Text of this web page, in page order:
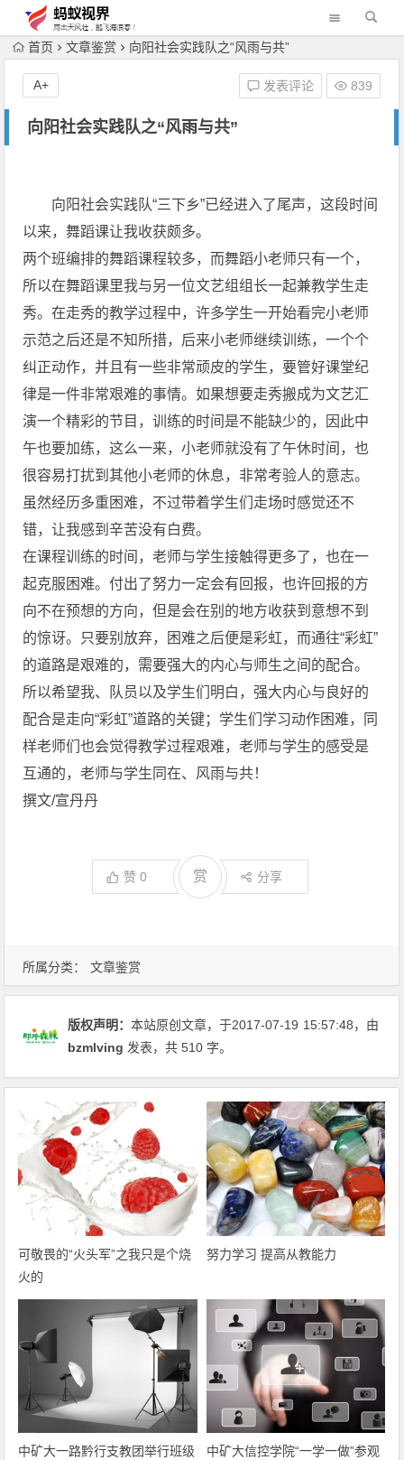
首页 文章鉴赏 向阳社会实践队之“风雨与共”
向阳社会实践队之“风雨与共”
发表评论 839
A+
所属分类： 文章鉴赏
向阳社会实践队“三下乡”已经进入了尾声，这段时间
以来，舞蹈课让我收获颇多。
两个班编排的舞蹈课程较多，而舞蹈小老师只有一个，
所以在舞蹈课里我与另一位文艺组组长一起兼教学生走
秀。在走秀的教学过程中，许多学生一开始看完小老师
示范之后还是不知所措，后来小老师继续训练，一个个
纠正动作，并且有一些非常顽皮的学生，要管好课堂纪
律是一件非常艰难的事情。如果想要走秀搬成为文艺汇
演一个精彩的节目，训练的时间是不能缺少的，因此中
午也要加练，这么一来，小老师就没有了午休时间，也
很容易打扰到其他小老师的休息，非常考验人的意志。
虽然经历多重困难，不过带着学生们走场时感觉还不
错，让我感到辛苦没有白费。
在课程训练的时间，老师与学生接触得更多了，也在一
起克服困难。付出了努力一定会有回报，也许回报的方
向不在预想的方向，但是会在别的地方收获到意想不到
的惊讶。只要别放弃，困难之后便是彩虹，而通往“彩虹”
的道路是艰难的，需要强大的内心与师生之间的配合。
所以希望我、队员以及学生们明白，强大内心与良好的
配合是走向“彩虹”道路的关键；学生们学习动作困难，同
样老师们也会觉得教学过程艰难，老师与学生的感受是
互通的，老师与学生同在、风雨与共！
撰文/宣丹丹
赞0 赏 分享
版权声明：本站原创文章，于2017-07-19 15:57:48，由
bzmlving 发表，共 510 字。
可敬畏的“火头军”之我只是个烧
火的
努力学习 提高从教能力
中矿大一路黔行支教团举行班级
中矿大信控学院“一学一做”参观